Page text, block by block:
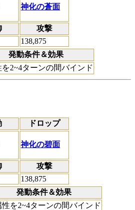
神化の蒼面
攻撃
138,875
発動条件＆効果
を2~4ターンの間バインド
ドロップ
神化の碧面
攻撃
138,875
発動条件＆効果
性を2~4ターンの間バインド